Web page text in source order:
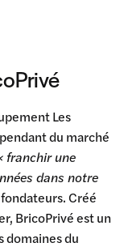
Les
du marché
franchir une
dans notre
fondateurs. Créé
BricoPrivé est un
domaines du